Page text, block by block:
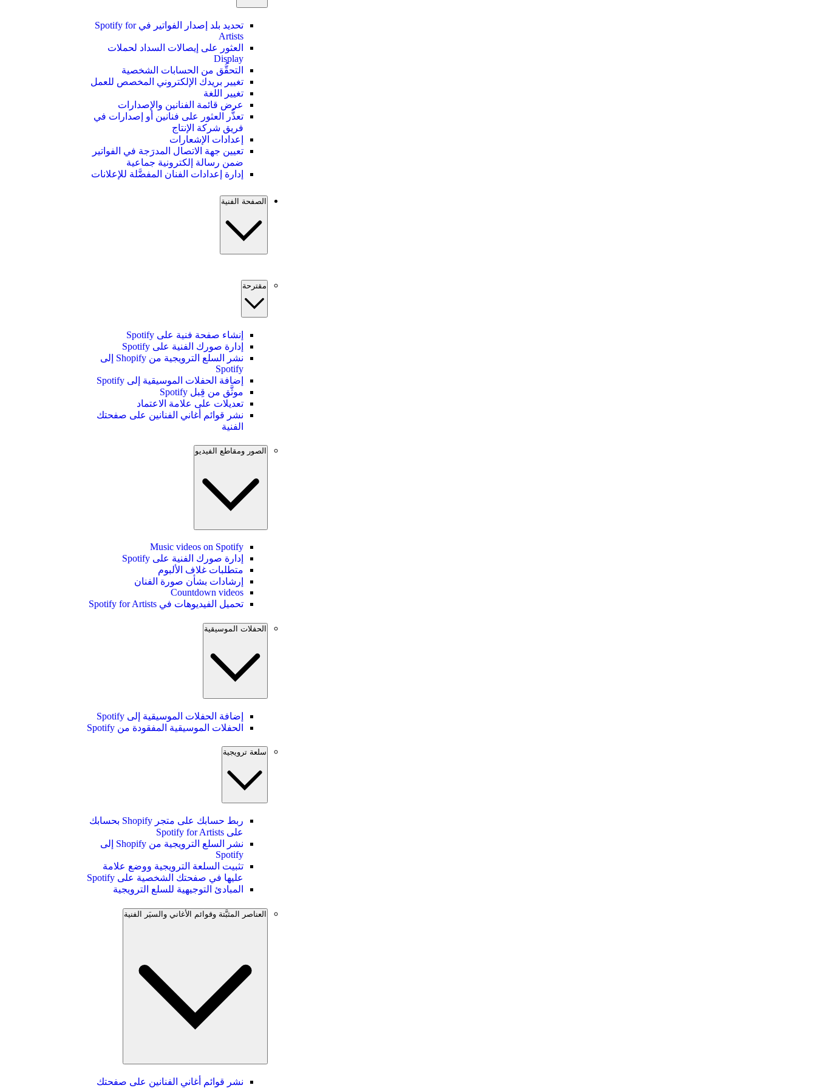
تحديد بلد إصدار الفواتير في Spotify for
Artists
العثور على إيصالات السداد لحملات
Display
التحقُّق من الحسابات الشخصية
تغيير بريدك الإلكتروني المخصص للعمل
تغيير اللغة
عرض قائمة الفنانين والإصدارات
تعذُّر العثور على فنانين أو إصدارات في
فريق شركة الإنتاج
إعدادات الإشعارات
تعيين جهة الاتصال المدرَجة في الفواتير
ضمن رسالة إلكترونية جماعية
إدارة إعدادات الفنان المفضَّلة للإعلانات
الصفحة الفنية
مقترحة
إنشاء صفحة فنية على Spotify
إدارة صورك الفنية على Spotify
نشر السلع الترويجية من Shopify إلى
Spotify
إضافة الحفلات الموسيقية إلى Spotify
موثَّق من قِبل Spotify
تعديلات على علامة الاعتماد
نشر قوائم أغاني الفنانين على صفحتك
الفنية
الصور ومقاطع الفيديو
Music videos on Spotify
إدارة صورك الفنية على Spotify
متطلبات غلاف الألبوم
إرشادات بشأن صورة الفنان
Countdown videos
تحميل الفيديوهات في Spotify for Artists
الحفلات الموسيقية
إضافة الحفلات الموسيقية إلى Spotify
الحفلات الموسيقية المفقودة من Spotify
سلعة ترويجية
ربط حسابك على متجر Shopify بحسابك
على Spotify for Artists
نشر السلع الترويجية من Shopify إلى
Spotify
تثبيت السلعة الترويجية ووضع علامة
عليها في صفحتك الشخصية على Spotify
المبادئ التوجيهية للسلع الترويجية
العناصر المثبَّتة وقوائم الأغاني والسيَر الفنية
نشر قوائم أغاني الفنانين على صفحتك